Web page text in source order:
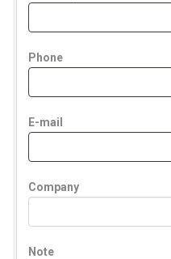
Phone
E-mail
Company
Note